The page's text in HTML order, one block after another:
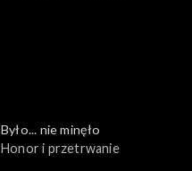
Było... nie minęło
Honor i przetrwanie